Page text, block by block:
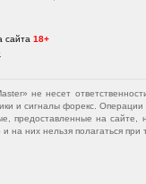
сайта 18+
не несет
и сигналы форекс.
предоставленные на
на них нельзя полагаться при